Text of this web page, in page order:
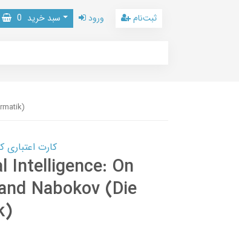
سبد خرید 0 ورود ثبت‌نام
کارت اعتباری کتاب دانلود با
On
Nabokov (Die